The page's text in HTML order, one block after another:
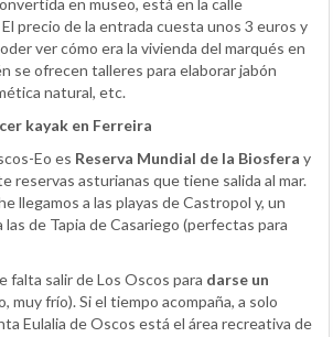
El precio de la entrada cuesta unos 3 euros y
ver cómo era la vivienda del marqués en
se ofrecen talleres para elaborar jabón
natural, etc.
kayak en Ferreira
Eo es Reserva Mundial de la Biosfera y
reservas asturianas que tiene salida al mar.
llegamos a las playas de Castropol y, un
las de Tapia de Casariego (perfectas para
falta salir de Los Oscos para darse un
muy frío). Si el tiempo acompaña, a solo
Eulalia de Oscos está el área recreativa de